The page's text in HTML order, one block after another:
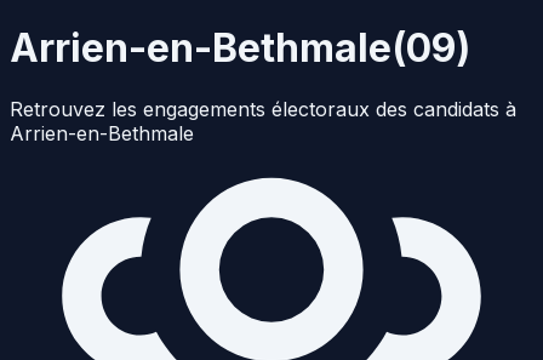
Arrien-en-Bethmale(09)
Retrouvez les engagements électoraux des candidats à
Arrien-en-Bethmale